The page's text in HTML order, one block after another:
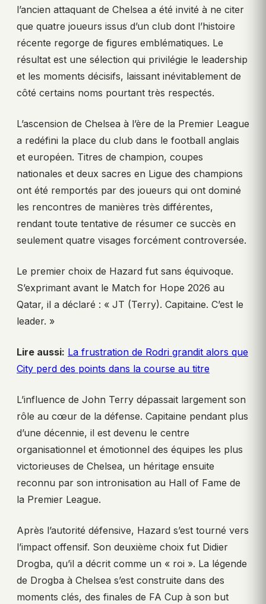
l’ancien attaquant de Chelsea a été invité à ne citer
que quatre joueurs issus d’un club dont l’histoire
récente regorge de figures emblématiques. Le
résultat est une sélection qui privilégie le leadership
et les moments décisifs, laissant inévitablement de
côté certains noms pourtant très respectés.
L’ascension de Chelsea à l’ère de la Premier League
a redéfini la place du club dans le football anglais
et européen. Titres de champion, coupes
nationales et deux sacres en Ligue des champions
ont été remportés par des joueurs qui ont dominé
les rencontres de manières très différentes,
rendant toute tentative de résumer ce succès en
seulement quatre visages forcément controversée.
Le premier choix de Hazard fut sans équivoque.
S’exprimant avant le Match for Hope 2026 au
Qatar, il a déclaré : « JT (Terry). Capitaine. C’est le
leader. »
Lire aussi: La frustration de Rodri grandit alors que
City perd des points dans la course au titre
L’influence de John Terry dépassait largement son
rôle au cœur de la défense. Capitaine pendant plus
d’une décennie, il est devenu le centre
organisationnel et émotionnel des équipes les plus
victorieuses de Chelsea, un héritage ensuite
reconnu par son intronisation au Hall of Fame de
la Premier League.
Après l’autorité défensive, Hazard s’est tourné vers
l’impact offensif. Son deuxième choix fut Didier
Drogba, qu’il a décrit comme un « roi ». La légende
de Drogba à Chelsea s’est construite dans des
moments clés, des finales de FA Cup à son but